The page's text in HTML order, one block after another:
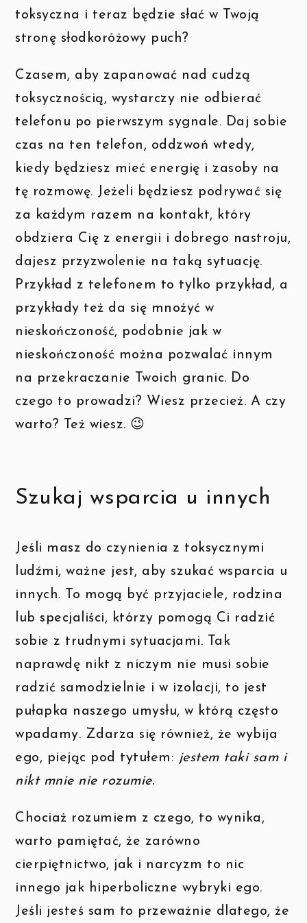
toksyczna i teraz będzie słać w Twoją
stronę słodkoróżowy puch?
Czasem, aby zapanować nad cudzą
toksycznością, wystarczy nie odbierać
telefonu po pierwszym sygnale. Daj sobie
czas na ten telefon, oddzwoń wtedy,
kiedy będziesz mieć energię i zasoby na
tę rozmowę. Jeżeli będziesz podrywać się
za każdym razem na kontakt, który
obdziera Cię z energii i dobrego nastroju,
dajesz przyzwolenie na taką sytuację.
Przykład z telefonem to tylko przykład, a
przykłady też da się mnożyć w
nieskończoność, podobnie jak w
nieskończoność można pozwalać innym
na przekraczanie Twoich granic. Do
czego to prowadzi? Wiesz przecież. A czy
warto? Też wiesz. 😉
Szukaj wsparcia u innych
Jeśli masz do czynienia z toksycznymi
ludźmi, ważne jest, aby szukać wsparcia u
innych. To mogą być przyjaciele, rodzina
lub specjaliści, którzy pomogą Ci radzić
sobie z trudnymi sytuacjami. Tak
naprawdę nikt z niczym nie musi sobie
radzić samodzielnie i w izolacji, to jest
pułapka naszego umysłu, w którą często
wpadamy. Zdarza się również, że wybija
ego, piejąc pod tytułem: jestem taki sam i
nikt mnie nie rozumie.
Chociaż rozumiem z czego, to wynika,
warto pamiętać, że zarówno
cierpiętnictwo, jak i narcyzm to nic
innego jak hiperboliczne wybryki ego.
Jeśli jesteś sam to przeważnie dlatego, że